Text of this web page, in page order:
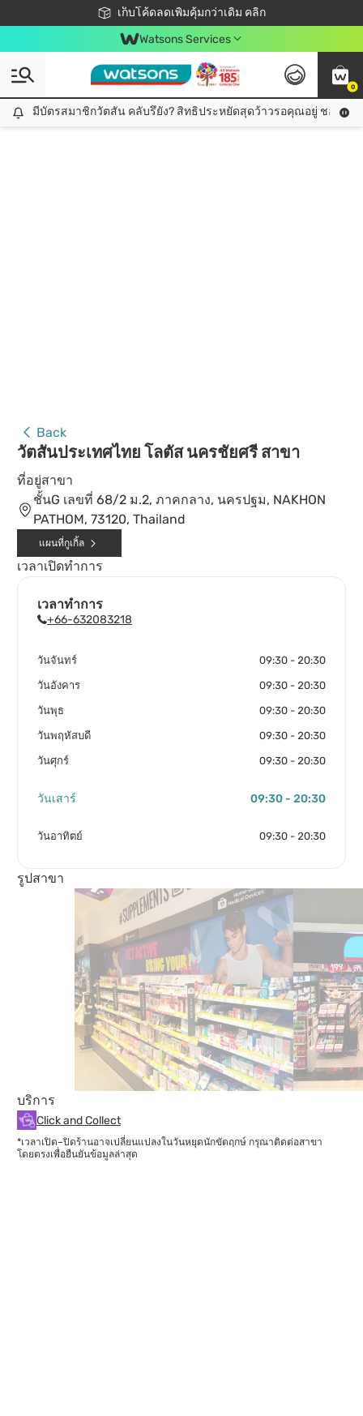
เก็บโค้ดลดเพิ่มคุ้มกว่าเดิม คลิก
ชอปออนไลน์ครั้งแรก ลดเพิ่มจุก ๆ 10%! 🎉
📦ส่งฟรี! เมื่อชอป 499฿
สมาชิกวัตสัน คลับดียังไง?
Watsons Services
0
มีบัตรสมาชิกวัตสัน คลับรึยัง? สิทธิประหยัดสุดว้าวรอคุณอยู่ ชอปคุ้มกว่าเดิม คลิก!
มีบัตรสมาชิกวัตสัน คลับรึยัง? สิทธิประหยัดสุดว้าวรอคุณอยู่ ชอปคุ้มก
Back
วัตสันประเทศไทย โลตัส นครชัยศรี สาขา
ที่อยู่สาขา
ชั้นG เลขที่ 68/2 ม.2, ภาคกลาง, นครปฐม, NAKHON
PATHOM, 73120, Thailand
แผนที่กูเกิ้ล
เวลาเปิดทำการ
เวลาทำการ
+66-632083218
วันจันทร์ 09:30 - 20:30
วันอังคาร 09:30 - 20:30
วันพุธ 09:30 - 20:30
วันพฤหัสบดี 09:30 - 20:30
วันศุกร์ 09:30 - 20:30
วันเสาร์ 09:30 - 20:30
วันอาทิตย์ 09:30 - 20:30
รูปสาขา
บริการ
Click and Collect
*เวลาเปิด–ปิดร้านอาจเปลี่ยนแปลงในวันหยุดนักขัตฤกษ์ กรุณาติดต่อสาขา
โดยตรงเพื่อยืนยันข้อมูลล่าสุด